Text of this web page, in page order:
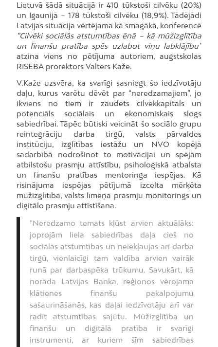
Lietuvā šādā situācijā ir 410 tūkstoši cilvēku (20%)
un Igaunijā – 178 tūkstoši cilvēku (18,9%). Tādējādi
Latvijas situācija vērtējama kā smagākā, konferencē
“Cilvēki sociālās atstumtības ēnā – kā mūžizglītība
un finanšu pratība spēs uzlabot viņu labklājību”
atzina viens no pētījuma autoriem, augstskolas
RISEBA prorektors Valters Kaže.
V.Kaže uzsvēra, ka svarīgi sasniegt šo iedzīvotāju
daļu, kurus varētu dēvēt par “neredzamajiem”, jo
ikviens no tiem ir zaudēts cilvēkkapitāls un
potenciāls sociālais un ekonomiskais slogs
sabiedrībai. Tāpēc būtiski veicināt šo sociālo grupu
reintegrāciju darba tirgū, valsts pārvaldes
institūciju, izglītības iestāžu un NVO kopējā
sadarbībā nodrošinot to motivācijai un spējām
atbilstošu prasmju attīstību, psiholoģiskā atbalsta
un finanšu pratības mentoringa iespējas. Kā
risinājuma iespējas pētījumā izcelta mērķēta
mūžizglītība, valsts līmeņa prasmju monitorings un
digitālo prasmju attīstīšana.
“Neredzamo temats kļūst arvien aktuālāks:
joprojām liela sabiedrības daļa cieš no
sociālās atstumtības un neiekļaujas arī darba
tirgū, vienlaicīgi tam valdība arvien vairāk
runā par darbaspēka trūkumu. Savukārt, kā
norāda Latvijas Banka, reģionos vērojama
klātienes finanšu pakalpojumu
sašaurināšanās, kas daļai iedzīvotāju arī var
radīt atstumtības sajūtu. Mūžizglītība un
finanšu un digitālā pratība ir svarīgi
instrumenti, ar kuriem šīm sabiedrības